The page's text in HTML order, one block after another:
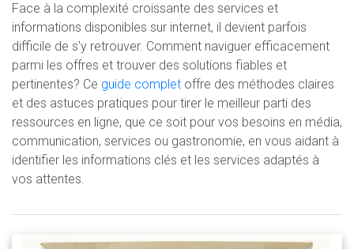
Face à la complexité croissante des services et
informations disponibles sur internet, il devient parfois
difficile de s'y retrouver. Comment naviguer efficacement
parmi les offres et trouver des solutions fiables et
pertinentes? Ce guide complet offre des méthodes claires
et des astuces pratiques pour tirer le meilleur parti des
ressources en ligne, que ce soit pour vos besoins en média,
communication, services ou gastronomie, en vous aidant à
identifier les informations clés et les services adaptés à
vos attentes.